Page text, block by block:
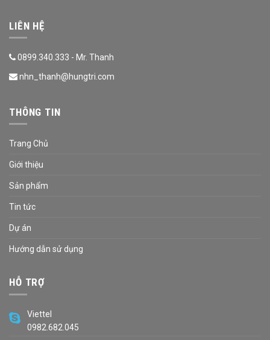
LIÊN HỆ
0899.340.333 - Mr. Thanh
nhn_thanh@hungtri.com
THÔNG TIN
Trang Chủ
Giới thiệu
Sản phẩm
Tin tức
Dự án
Hướng dẫn sử dụng
HỖ TRỢ
Viettel
0982.682.045